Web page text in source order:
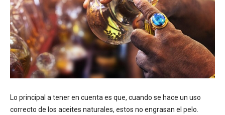
Lo principal a tener en cuenta es que, cuando se hace un uso
correcto de los aceites naturales, estos no engrasan el pelo.